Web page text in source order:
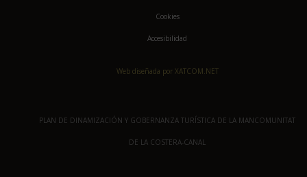
Cookies
Accesibilidad
Web diseñada por XATCOM.NET
PLAN DE DINAMIZACIÓN Y GOBERNANZA TURÍSTICA DE LA MANCOMUNITAT
DE LA COSTERA-CANAL